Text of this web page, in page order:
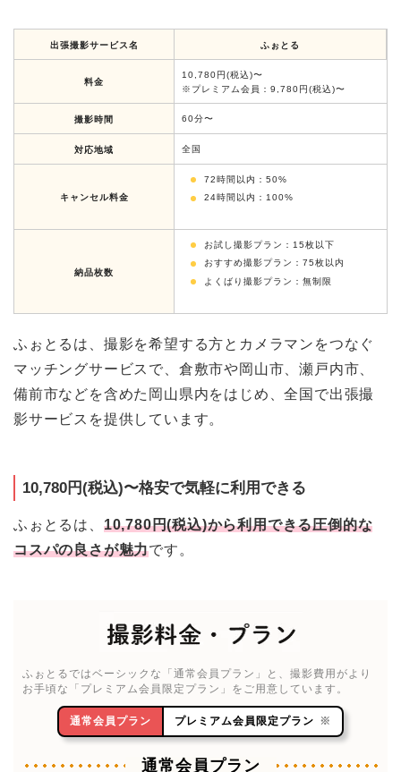
出張撮影サービス名 ふぉとる
料金
10,780円(税込)〜
※プレミアム会員：9,780円(税込)〜
撮影時間 60分〜
対応地域 全国
キャンセル料金
72時間以内：50%
24時間以内：100%
納品枚数
お試し撮影プラン：15枚以下
おすすめ撮影プラン：75枚以内
よくばり撮影プラン：無制限
ふぉとるは、撮影を希望する方とカメラマンをつなぐ
マッチングサービスで、倉敷市や岡山市、瀬戸内市、
備前市などを含めた岡山県内をはじめ、全国で出張撮
影サービスを提供しています。
10,780円(税込)〜格安で気軽に利用できる
ふぉとるは、 10,780円(税込)から利用できる圧倒的な
コスパの良さが魅力です。
ふぉとるではベーシックな「通常会員プラン」と、撮影費用がより
お手頃な「プレミアム会員限定プラン」をご用意しています。
通常会員プラン プレミアム会員限定プラン ※
通常会員プラン